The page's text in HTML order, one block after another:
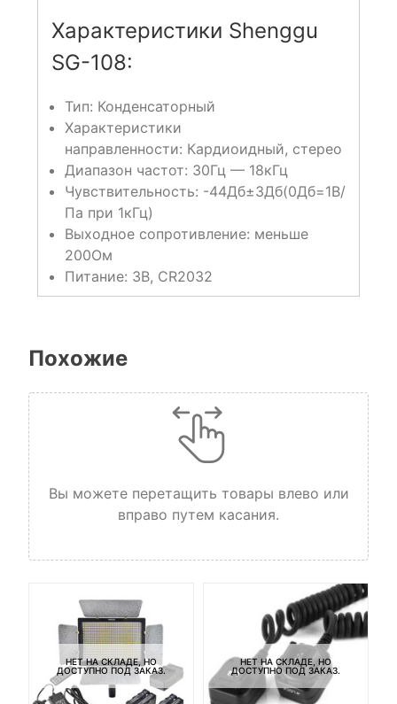
Характеристики Shenggu
SG-108:
Тип: Конденсаторный
Характеристики
направленности: Кардиоидный, стерео
Диапазон частот: 30Гц — 18кГц
Чувствительность: -44Дб±3Дб(0Дб=1В/
Па при 1кГц)
Выходное сопротивление: меньше
200Ом
Питание: 3В, CR2032
Похожие
Вы можете перетащить товары влево или
вправо путем касания.
НЕТ НА СКЛАДЕ, НО
ДОСТУПНО ПОД ЗАКАЗ.
НЕТ НА СКЛАДЕ, НО
ДОСТУПНО ПОД ЗАКАЗ.